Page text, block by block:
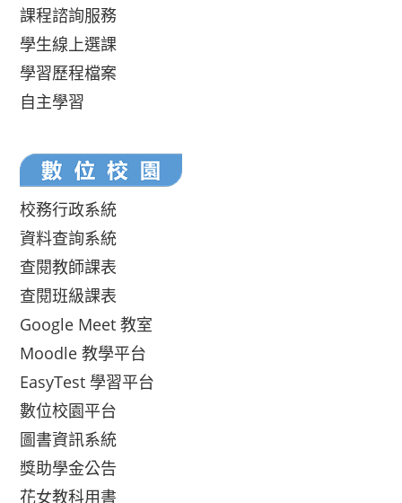
課程諮詢服務
學生線上選課
學習歷程檔案
自主學習
校務行政系統
資料查詢系統
查閱教師課表
查閱班級課表
Google Meet 教室
Moodle 教學平台
EasyTest 學習平台
數位校園平台
圖書資訊系統
獎助學金公告
花女教科用書